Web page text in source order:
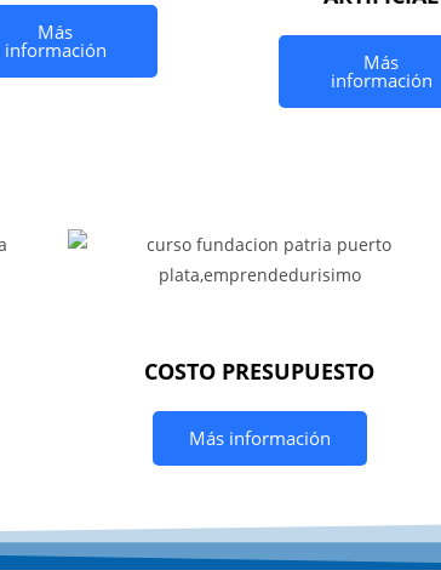
Más
información Más
información
COSTO PRESUPUESTO
Más información